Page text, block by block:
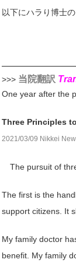
以下にハラり博士
>>> 当院翻訳
One year after the
Three Principles
2021/03/09 Nikkei
The pursuit of
The first is the
support citizens. It
My family doctor
benefit. My family